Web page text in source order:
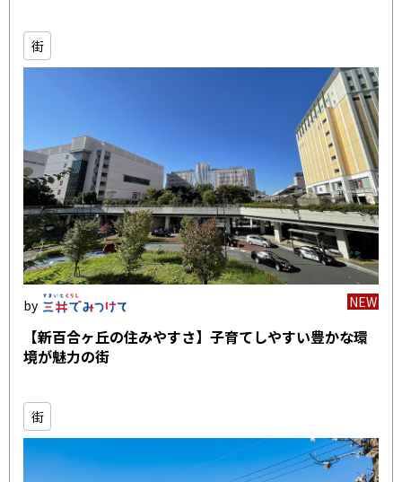
街
NEW
【新百合ヶ丘の住みやすさ】子育てしやすい豊かな環
境が魅力の街
街